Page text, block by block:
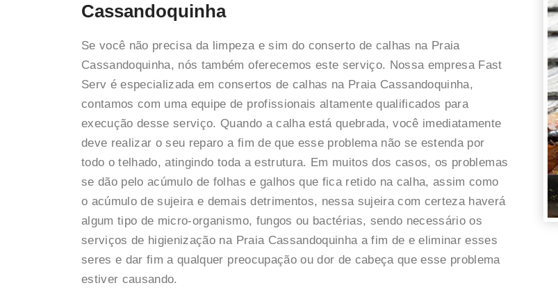
Cassandoquinha
Se você não precisa da limpeza e sim do conserto de calhas na Praia
Cassandoquinha, nós também oferecemos este serviço. Nossa empresa Fast
Serv é especializada em consertos de calhas na Praia Cassandoquinha,
contamos com uma equipe de profissionais altamente qualificados para
execução desse serviço. Quando a calha está quebrada, você imediatamente
deve realizar o seu reparo a fim de que esse problema não se estenda por
todo o telhado, atingindo toda a estrutura. Em muitos dos casos, os problemas
se dão pelo acúmulo de folhas e galhos que fica retido na calha, assim como
o acúmulo de sujeira e demais detrimentos, nessa sujeira com certeza haverá
algum tipo de micro-organismo, fungos ou bactérias, sendo necessário os
serviços de higienização na Praia Cassandoquinha a fim de e eliminar esses
seres e dar fim a qualquer preocupação ou dor de cabeça que esse problema
estiver causando.